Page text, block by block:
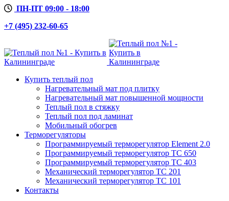
ПН-ПТ 09:00 - 18:00
+7 (495) 232-60-65
Купить теплый пол
Нагревательный мат под плитку
Нагревательный мат повышенной мощности
Теплый пол в стяжку
Теплый пол под ламинат
Мобильный обогрев
Терморегуляторы
Программируемый терморегулятор Element 2.0
Программируемый терморегулятор ТС 650
Программируемый терморегулятор ТС 403
Механический терморегулятор ТС 201
Механический терморегулятор ТС 101
Контакты